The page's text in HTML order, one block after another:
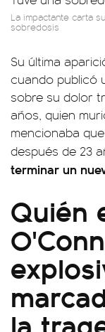
La impactante carta
sobredosis
Su última
cuando publicó
sobre su dolor
años, quien
mencionaba
después de 23
terminar un
Quién
la